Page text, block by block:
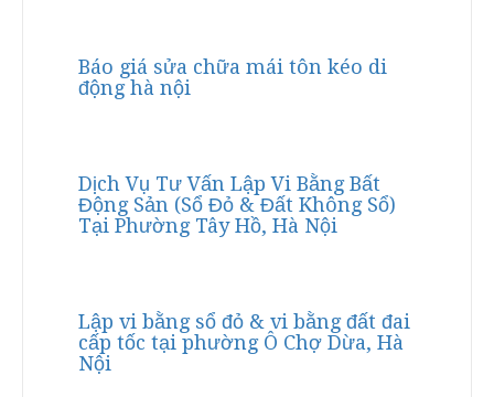
Báo giá sửa chữa mái tôn kéo di
động hà nội
Dịch Vụ Tư Vấn Lập Vi Bằng Bất
Động Sản (Sổ Đỏ & Đất Không Sổ)
Tại Phường Tây Hồ, Hà Nội
Lập vi bằng sổ đỏ & vi bằng đất đai
cấp tốc tại phường Ô Chợ Dừa, Hà
Nội